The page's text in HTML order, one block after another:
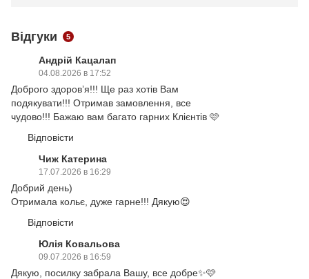
Відгуки 5
Андрій Кацалап
04.08.2026 в 17:52
Доброго здоровʼя!!! Ще раз хотів Вам
подякувати!!! Отримав замовлення, все
чудово!!! Бажаю вам багато гарних Клієнтів 🩷
Відповісти
Чиж Катерина
17.07.2026 в 16:29
Добрий день)
Отримала кольє, дуже гарне!!! Дякую😍
Відповісти
Юлія Ковальова
09.07.2026 в 16:59
Дякую, посилку забрала Вашу, все добре✨🩷